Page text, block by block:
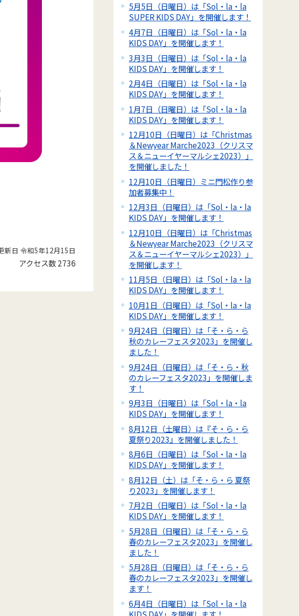
新日 令和5年12月15日
アクセス数2736
5月5日（日曜日）は「Sol・la・la
SUPER KIDS DAY」を開催します！
4月7日（日曜日）は「Sol・la・la
KIDS DAY」を開催します！
3月3日（日曜日）は「Sol・la・la
KIDS DAY」を開催します！
2月4日（日曜日）は「Sol・la・la
KIDS DAY」を開催します！
1月7日（日曜日）は「Sol・la・la
KIDS DAY」を開催します！
12月10日（日曜日）は「Christmas
＆Newyear Marche2023（クリスマ
ス＆ニューイヤーマルシェ2023）」
を開催しました！
12月10日（日曜日）ミニ門松作り参
加者募集中！
12月3日（日曜日）は「Sol・la・la
KIDS DAY」を開催します！
12月10日（日曜日）は「Christmas
＆Newyear Marche2023（クリスマ
ス＆ニューイヤーマルシェ2023）」
を開催します！
11月5日（日曜日）は「Sol・la・la
KIDS DAY」を開催します！
10月1日（日曜日）は「Sol・la・la
KIDS DAY」を開催します！
9月24日（日曜日）は「そ・ら・ら
秋のカレーフェスタ2023」を開催し
ました！
9月24日（日曜日）は「そ・ら・秋
のカレーフェスタ2023」を開催しま
す！
9月3日（日曜日）は「Sol・la・la
KIDS DAY」を開催します！
8月12日（土曜日）は『そ・ら・ら
夏祭り2023』を開催しました！
8月6日（日曜日）は「Sol・la・la
KIDS DAY」を開催します！
8月12日（土）は「そ・ら・ら 夏祭
り2023」を開催します！
7月2日（日曜日）は「Sol・la・la
KIDS DAY」を開催します！
5月28日（日曜日）は「そ・ら・ら
春のカレーフェスタ2023」を開催し
ました！
5月28日（日曜日）は「そ・ら・ら
春のカレーフェスタ2023」を開催し
ます！
6月4日（日曜日）は「Sol・la・la